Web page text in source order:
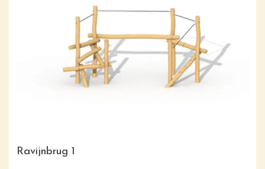
Ravijnbrug 1